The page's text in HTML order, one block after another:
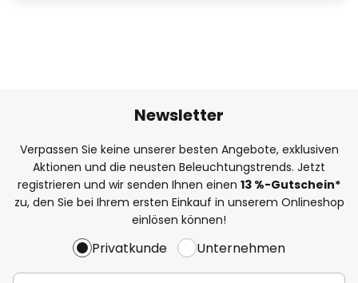
Newsletter
Verpassen Sie keine unserer besten Angebote, exklusiven
Aktionen und die neusten Beleuchtungstrends. Jetzt
registrieren und wir senden Ihnen einen 13 %-Gutschein*
zu, den Sie bei Ihrem ersten Einkauf in unserem Onlineshop
einlösen können!
Privatkunde Unternehmen